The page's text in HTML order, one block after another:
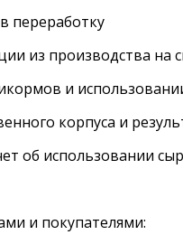
переработку
из производства на
и
корпуса и
об использовании
и покупателями: